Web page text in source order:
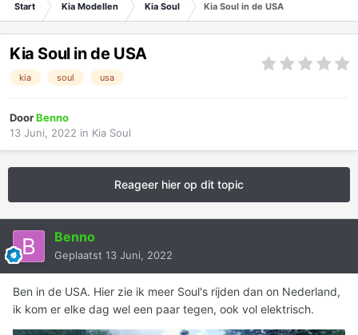
Start Kia Modellen Kia Soul Kia Soul in de USA
Kia Soul in de USA
kia soul usa
DoorBenno
13 Juni, 2022 in Kia Soul
Reageer hier op dit topic
Benno
Geplaatst 13 Juni, 2022
Ben in de USA. Hier zie ik meer Soul's rijden dan on Nederland,
ik kom er elke dag wel een paar tegen, ook vol elektrisch.